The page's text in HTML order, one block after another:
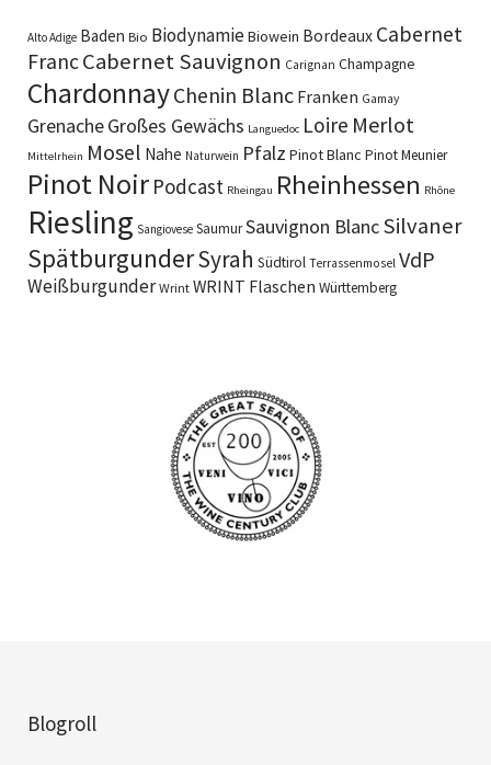
Alto Adige Baden Bio BiodynamieBiowein Bordeaux Cabernet
FrancCabernet Sauvignon Carignan Champagne
ChardonnayChenin Blanc Franken Gamay
GrenacheGroßes Gewächs Languedoc Loire Merlot
Mittelrhein Mosel Nahe Naturwein Pfalz Pinot Blanc Pinot Meunier
Pinot Noir Podcast Rheingau Rheinhessen Rhône
Riesling Sangiovese SaumurSauvignon BlancSilvaner
SpätburgunderSyrah Südtirol Terrassenmosel VdP
Weißburgunder Wrint WRINT Flaschen Württemberg
Blogroll